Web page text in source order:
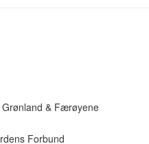
Grønland & Færøyene
Forbund